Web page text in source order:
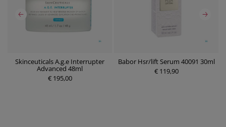
Skinceuticals A.g.e Interrupter
Advanced 48ml
€ 195,00
Babor Hsr/lift Serum 40091 30ml
€ 119,90